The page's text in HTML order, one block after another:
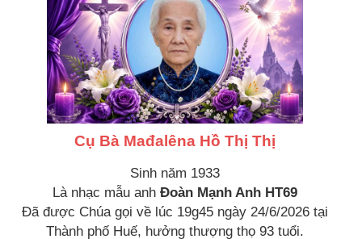
Cụ Bà Mađalêna Hồ Thị Thị
Sinh năm 1933
Là nhạc mẫu anh Đoàn Mạnh Anh HT69
Đã được Chúa gọi về lúc 19g45 ngày 24/6/2026 tại
Thành phố Huế, hưởng thượng thọ 93 tuổi.